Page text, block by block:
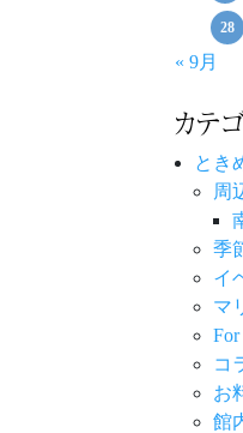
28
« 9月
カテ
とき
周
季
イ
マ
For
コ
お
館